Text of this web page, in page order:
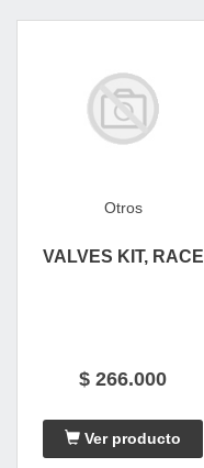
Otros
VALVES KIT, RACE
$ 266.000
Ver producto